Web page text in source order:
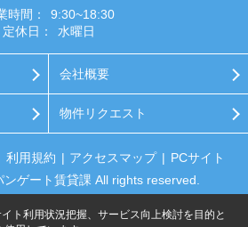
時間：
9:30~18:30
定休日：
水曜日
会社概要
物件リクエスト
利用規約 アクセスマップ
PCサイト
ゲート賃貸課 All rights reserved.
ト利用状況把握、サービス向上検討を目的と